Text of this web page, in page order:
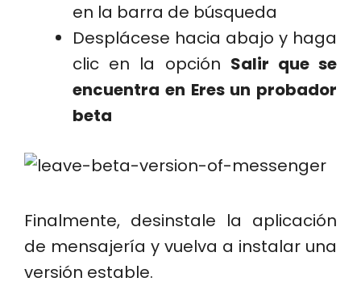
en la barra de búsqueda
Desplácese hacia abajo y haga
clic en la opción Salir que se
encuentra en Eres un probador
beta
Finalmente, desinstale la aplicación
de mensajería y vuelva a instalar una
versión estable.